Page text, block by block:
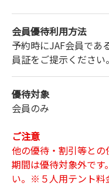
会員優待利用方法
予約時にJAF会員であ
員証をご提示ください。
優待対象
会員のみ
ご注意
他の優待・割引等と
期間は優待対象外で
い。※５人用テント料